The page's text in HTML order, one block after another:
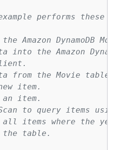
performs these
Amazon DynamoDB
into the Amazon
from the Movie table.
item.
item.
to query items using
items where the year
table.